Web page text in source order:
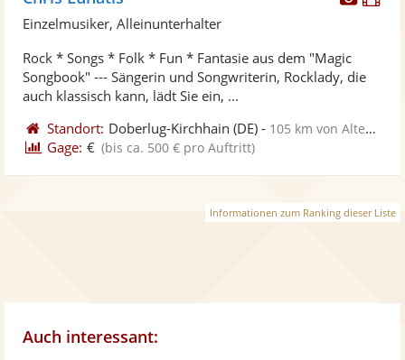
Einzelmusiker, Alleinunterhalter
Rock * Songs * Folk * Fun * Fantasie aus dem "Magic
Songbook" --- Sängerin und Songwriterin, Rocklady, die
auch klassisch kann, lädt Sie ein, ...
Standort: Doberlug-Kirchhain (DE) - 105 km von Altenburg
Gage: € (bis ca. 500 € pro Auftritt)
Informationen zum Ranking dieser Liste
Auch interessant: